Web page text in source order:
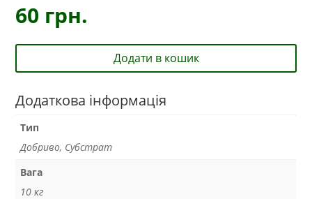
60 грн.
Додати в кошик
Додаткова інформація
Тип
Добриво, Субстрат
Вага
10 кг